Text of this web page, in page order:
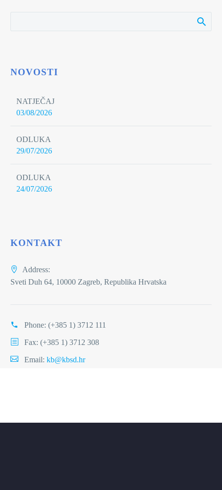
NOVOSTI
NATJEČAJ
03/08/2026
ODLUKA
29/07/2026
ODLUKA
24/07/2026
KONTAKT
Address:
Sveti Duh 64, 10000 Zagreb, Republika Hrvatska
Phone: (+385 1) 3712 111
Fax: (+385 1) 3712 308
Email: kb@kbsd.hr